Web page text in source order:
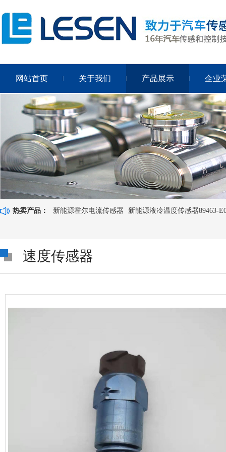
网站首页 关于我们 产品展示 企业
热卖产品： 新能源霍尔电流传感器 新能源液冷温度传感器89463-
速度传感器